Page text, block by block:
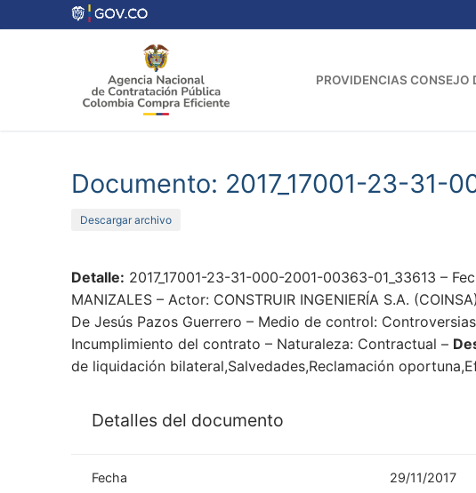
al
PROVIDENCIAS CONSEJO
Documento: 2017_17001-23-31-
Descargar archivo
Detalle: 2017_17001-23-31-000-2001-00363-01_33613 –
MANIZALES – Actor: CONSTRUIR INGENIERÍA S.A.
De Jesús Pazos Guerrero – Medio de control:
Incumplimiento del contrato – Naturaleza: Contractual –
de liquidación bilateral,Salvedades,Reclamación
Detalles del documento
Fecha 29/11/2017